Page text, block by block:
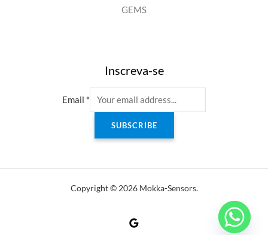
GEMS
Inscreva-se
Email *
SUBSCRIBE
Copyright © 2026 Mokka-Sensors.